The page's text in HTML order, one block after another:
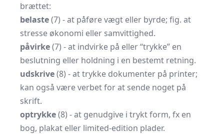
brættet:
belaste(7) - at påføre vægt eller byrde; fig. at
stresse økonomi eller samvittighed.
påvirke(7) - at indvirke på eller “trykke” en
beslutning eller holdning i en bestemt retning.
udskrive(8) - at trykke dokumenter på printer;
kan også være verbet for at sende noget på
skrift.
optrykke(8) - at gen​udgive i trykt form, fx en
bog, plakat eller limited-edition plader.